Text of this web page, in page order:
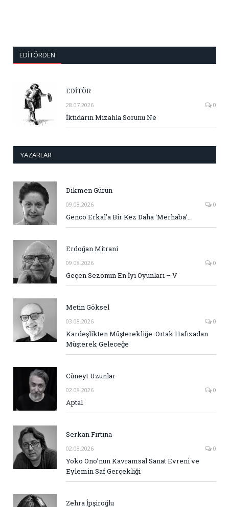
EDITÖRDEN
EDİTÖR
28.07.2026 0
İktidarın Mizahla Sorunu Ne
YAZARLAR
Dikmen Gürün
09.08.2026 0
Genco Erkal’a Bir Kez Daha ‘Merhaba’…
Erdoğan Mitrani
09.08.2026 0
Geçen Sezonun En İyi Oyunları – V
Metin Göksel
03.08.2026 0
Kardeşlikten Müşterekliğe: Ortak Hafızadan
Müşterek Geleceğe
Cüneyt Uzunlar
02.08.2026 0
Aptal
Serkan Fırtına
02.08.2026 0
Yoko Ono’nun Kavramsal Sanat Evreni ve
Eylemin Saf Gerçekliği
Zehra İpşiroğlu